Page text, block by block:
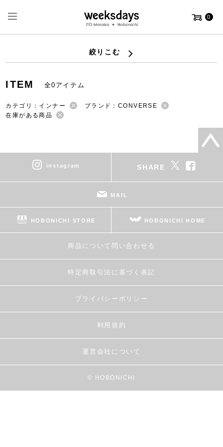
0
絞りこむ
ITEM 全0アイテム
カテゴリ：インナー
ブランド：CONVERSE
在庫がある商品
instagram SHARE
MAIL
HOBONICHI STORE HOBONICHI HOME
商品について問い合わせる
特定商取引法に基づく表記
プライバシーポリシー
利用規約
運営会社について
© HOBONICHI